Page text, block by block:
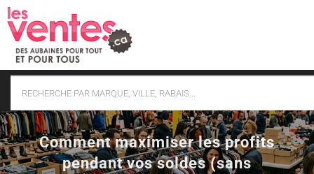
Skip
to
content
Comment maximiser les profits
pendant vos soldes (sans